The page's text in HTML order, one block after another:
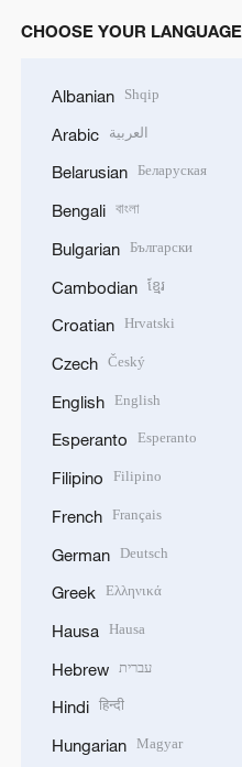
CHOOSE YOUR LANGUAGE
Albanian Shqip
Arabic العربية
Belarusian Беларуская
Bengali বাংলা
Bulgarian Български
Cambodian ខ្មែរ
Croatian Hrvatski
Czech Český
English English
Esperanto Esperanto
Filipino Filipino
French Français
German Deutsch
Greek Ελληνικά
Hausa Hausa
Hebrew עברית
Hindi हिन्दी
Hungarian Magyar